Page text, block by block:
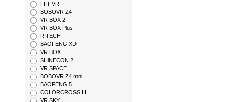
FIIT VR
BOBOVR Z4
VR BOX 2
VR BOX Plus
RITECH
BAOFENG XD
VR BOX
SHiNECON 2
VR SPACE
BOBOVR Z4 mni
BAOFENG 5
COLORCROSS III
VR SKY